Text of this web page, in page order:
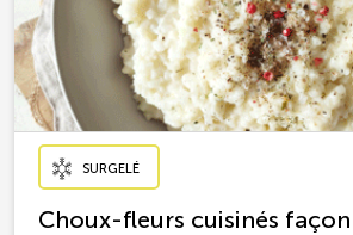
SURGELÉ
Choux-fleurs cuisinés